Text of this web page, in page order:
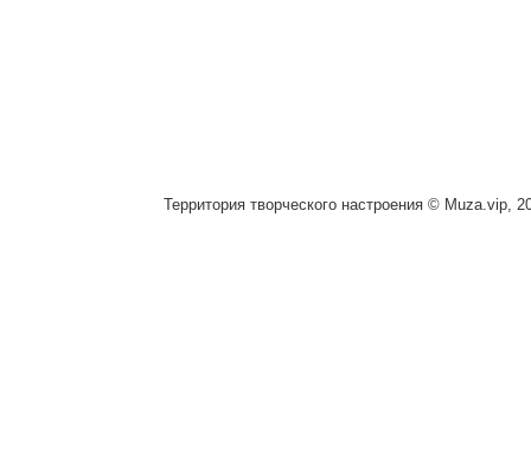
Территория творческого настроения © Muza.vip,